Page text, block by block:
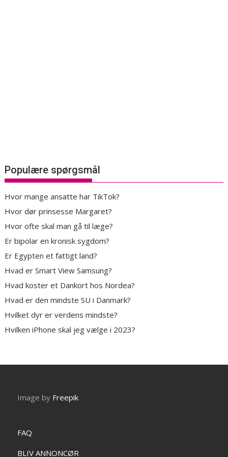
Populære spørgsmål
Hvor mange ansatte har TikTok?
Hvor dør prinsesse Margaret?
Hvor ofte skal man gå til læge?
Er bipolar en kronisk sygdom?
Er Egypten et fattigt land?
Hvad er Smart View Samsung?
Hvad koster et Dankort hos Nordea?
Hvad er den mindste SU i Danmark?
Hvilket dyr er verdens mindste?
Hvilken iPhone skal jeg vælge i 2023?
Image by Freepik
FAQ
BLIV ANNONCØR